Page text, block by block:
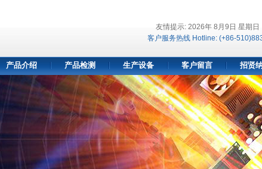
友情提示: 2026年 8月9日 星期日
客户服务热线 Hotline: (+86-
产品介绍 产品检测 生产设备 客户留言 招贤